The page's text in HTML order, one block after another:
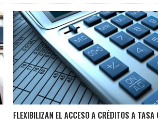
FLEXIBILIZAN EL ACCESO A CRÉDITOS A TASA